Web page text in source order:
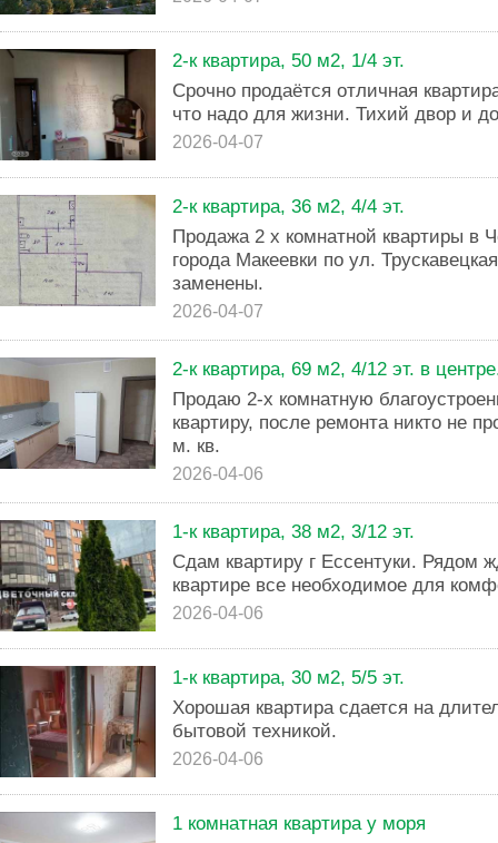
2-к квартира, 50 м2, 1/4 эт.
Срочно продаётся отличная
что надо для жизни. Тихий двор и
2026-04-07
2-к квартира, 36 м2, 4/4 эт.
Продажа 2 х комнатной квартиры в
города Макеевки по ул.
заменены.
2026-04-07
2-к квартира, 69 м2, 4/12 эт. в
Продаю 2-х комнатную
квартиру, после ремонта никто не
м. кв.
2026-04-06
1-к квартира, 38 м2, 3/12 эт.
Сдам квартиру г Ессентуки. Рядом
квартире все необходимое для
2026-04-06
1-к квартира, 30 м2, 5/5 эт.
Хорошая квартира сдается на
бытовой техникой.
2026-04-06
1 комнатная квартира у моря